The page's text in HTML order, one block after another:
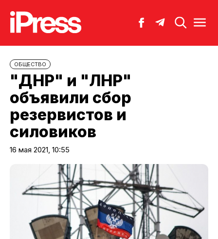
ОБЩЕСТВО
"ДНР" и "ЛНР"
объявили сбор
резервистов и
силовиков
16 мая 2021, 10:55